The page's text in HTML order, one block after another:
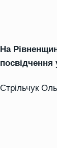
На
посвідчення
Стрільчук